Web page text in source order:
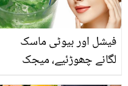
فیشل اور بیوٹی ماسک
لگانے چھوڑئیے، میجک